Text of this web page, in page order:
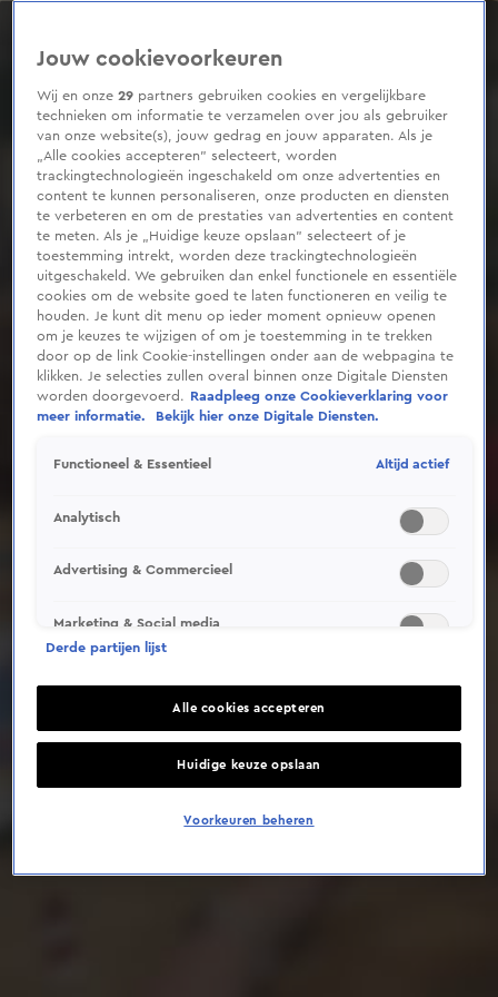
0
Deze video is niet beschikbaar op je huidige locatie
Jouw cookievoorkeuren
Wij en onze29 partners gebruiken cookies en vergelijkbare
technieken om informatie te verzamelen over jou als gebruiker
van onze website(s), jouw gedrag en jouw apparaten. Als je
„Alle cookies accepteren” selecteert, worden
trackingtechnologieën ingeschakeld om onze advertenties en
content te kunnen personaliseren, onze producten en diensten
te verbeteren en om de prestaties van advertenties en content
te meten. Als je „Huidige keuze opslaan” selecteert of je
toestemming intrekt, worden deze trackingtechnologieën
uitgeschakeld. We gebruiken dan enkel functionele en essentiële
cookies om de website goed te laten functioneren en veilig te
houden. Je kunt dit menu op ieder moment opnieuw openen
om je keuzes te wijzigen of om je toestemming in te trekken
door op de link Cookie-instellingen onder aan de webpagina te
klikken. Je selecties zullen overal binnen onze Digitale Diensten
worden doorgevoerd.
Raadpleeg onze Cookieverklaring voor
meer informatie.
Bekijk hier onze Digitale Diensten.
Functioneel & Essentieel Altijd actief
Analytisch
Advertising & Commercieel
Marketing & Social media
Derde partijen lijst
Alle cookies accepteren
Huidige keuze opslaan
Voorkeuren beheren